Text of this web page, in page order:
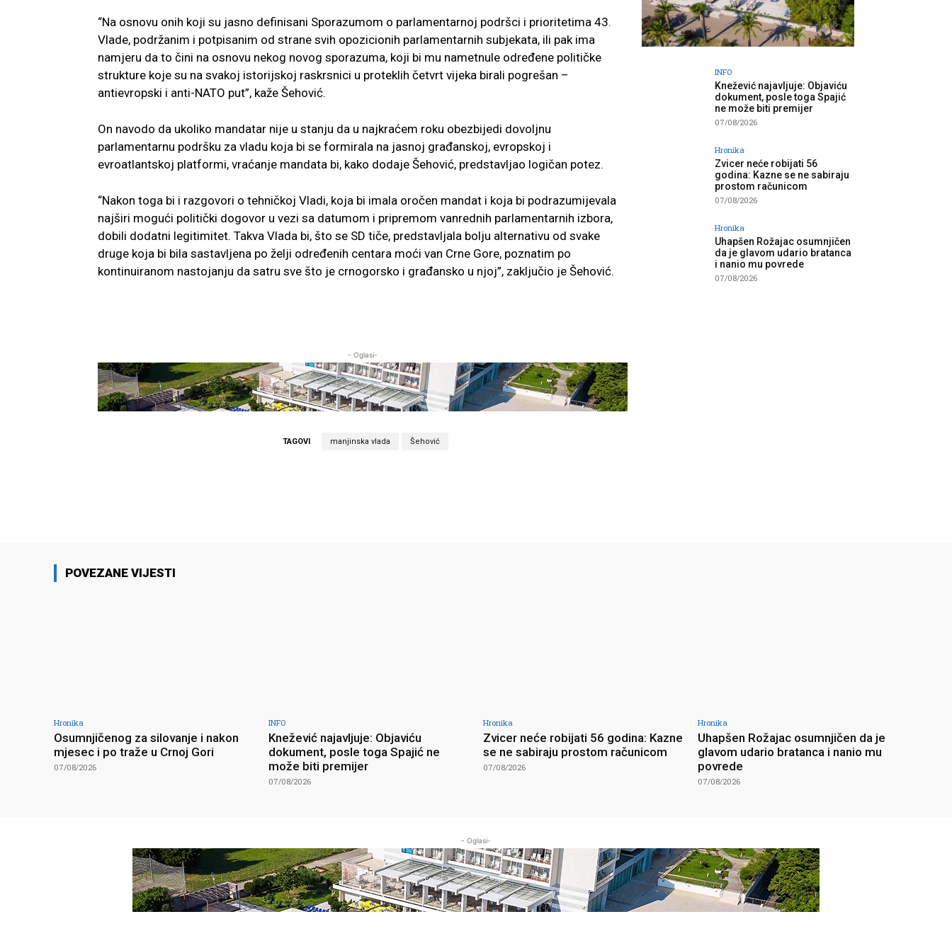
“Na osnovu onih koji su jasno definisani Sporazumom o parlamentarnoj podršci i prioritetima 43.
Vlade, podržanim i potpisanim od strane svih opozicionih parlamentarnih subjekata, ili pak ima
namjeru da to čini na osnovu nekog novog sporazuma, koji bi mu nametnule određene političke
strukture koje su na svakoj istorijskoj raskrsnici u proteklih četvrt vijeka birali pogrešan –
antievropski i anti-NATO put”, kaže Šehović.
On navodo da ukoliko mandatar nije u stanju da u najkraćem roku obezbijedi dovoljnu
parlamentarnu podršku za vladu koja bi se formirala na jasnoj građanskoj, evropskoj i
evroatlantskoj platformi, vraćanje mandata bi, kako dodaje Šehović, predstavljao logičan potez.
“Nakon toga bi i razgovori o tehničkoj Vladi, koja bi imala oročen mandat i koja bi podrazumijevala
najširi mogući politički dogovor u vezi sa datumom i pripremom vanrednih parlamentarnih izbora,
dobili dodatni legitimitet. Takva Vlada bi, što se SD tiče, predstavljala bolju alternativu od svake
druge koja bi bila sastavljena po želji određenih centara moći van Crne Gore, poznatim po
kontinuiranom nastojanju da satru sve što je crnogorsko i građansko u njoj”, zaključio je Šehović.
- Oglasi-
TAGOVI manjinska vlada Šehović
INFO
Knežević najavljuje: Objaviću
dokument, posle toga Spajić
ne može biti premijer
07/08/2026
Hronika
Zvicer neće robijati 56
godina: Kazne se ne sabiraju
prostom računicom
07/08/2026
Hronika
Uhapšen Rožajac osumnjičen
da je glavom udario bratanca
i nanio mu povrede
07/08/2026
POVEZANE VIJESTI
Hronika
Osumnjičenog za silovanje i nakon
mjesec i po traže u Crnoj Gori
07/08/2026
INFO
Knežević najavljuje: Objaviću
dokument, posle toga Spajić ne
može biti premijer
07/08/2026
Hronika
Zvicer neće robijati 56 godina: Kazne
se ne sabiraju prostom računicom
07/08/2026
Hronika
Uhapšen Rožajac osumnjičen da je
glavom udario bratanca i nanio mu
povrede
07/08/2026
- Oglasi-